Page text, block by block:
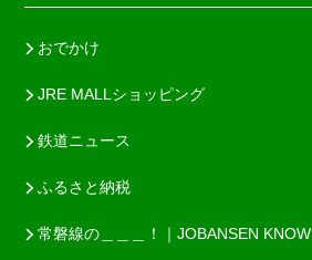
おでかけ
JRE MALLショッピング
鉄道ニュース
ふるさと納税
常磐線の＿＿＿！｜JOBANSEN KNOW